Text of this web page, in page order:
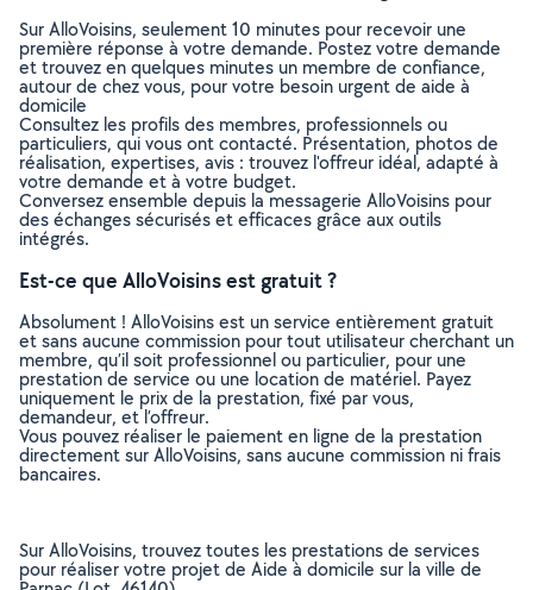
Sur AlloVoisins, seulement 10 minutes pour recevoir une
première réponse à votre demande. Postez votre demande
et trouvez en quelques minutes un membre de confiance,
autour de chez vous, pour votre besoin urgent de aide à
domicile
Consultez les profils des membres, professionnels ou
particuliers, qui vous ont contacté. Présentation, photos de
réalisation, expertises, avis : trouvez l'offreur idéal, adapté à
votre demande et à votre budget.
Conversez ensemble depuis la messagerie AlloVoisins pour
des échanges sécurisés et efficaces grâce aux outils
intégrés.
Est-ce que AlloVoisins est gratuit ?
Absolument ! AlloVoisins est un service entièrement gratuit
et sans aucune commission pour tout utilisateur cherchant un
membre, qu’il soit professionnel ou particulier, pour une
prestation de service ou une location de matériel. Payez
uniquement le prix de la prestation, fixé par vous,
demandeur, et l’offreur.
Vous pouvez réaliser le paiement en ligne de la prestation
directement sur AlloVoisins, sans aucune commission ni frais
bancaires.
Sur AlloVoisins, trouvez toutes les prestations de services
pour réaliser votre projet de Aide à domicile sur la ville de